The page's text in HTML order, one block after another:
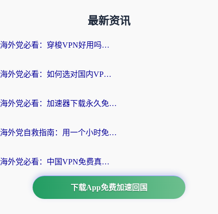
最新资讯
海外党必看：穿梭VPN好用吗？和云帆VPN对比哪个回国效果更好？附真实测评+避坑指南
海外党必看：如何选对国内VPN，实现无缝访问国内资源？
海外党必看：加速器下载永久免费版真的存在吗？教你无缝访问国内资源的正确姿势
海外党自救指南：用一个小时免费加速器，轻松打破国内资源访问壁垒？
海外党必看：中国VPN免费真的靠谱吗？手把手教你选对回国加速器
下载App免费加速回国